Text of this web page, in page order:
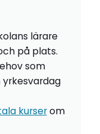
lärare
på plats.
som
yrkesvardag
kurserom